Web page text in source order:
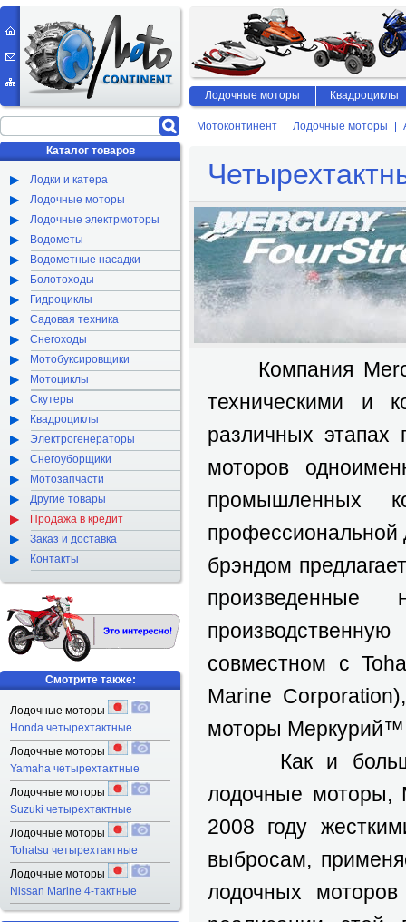
Мотоконтинент Лодочные моторы
Компания
техническими и
различных этапах
моторов
промышленных
профессиональной
брэндом
совместном с
Marine
моторы
Как и
лодочные моторы,
2008 году
выбросам,
лодочных
Каталог товаров
Лодки и катера
Лодочные моторы
Лодочные электрмоторы
Водометы
Водометные насадки
Болотоходы
Гидроциклы
Садовая техника
Снегоходы
Мотобуксировщики
Мотоциклы
Скутеры
Квадроциклы
Электрогенераторы
Снегоуборщики
Мотозапчасти
Другие товары
Продажа в кредит
Заказ и доставка
Контакты
Смотрите также:
Лодочные моторы
Honda четырехтактные
Лодочные моторы
Yamaha четырехтактные
Лодочные моторы
Suzuki четырехтактные
Лодочные моторы
Tohatsu четырехтактные
Лодочные моторы
Nissan Marine 4-тактные
Лодочные моторы Квадроциклы